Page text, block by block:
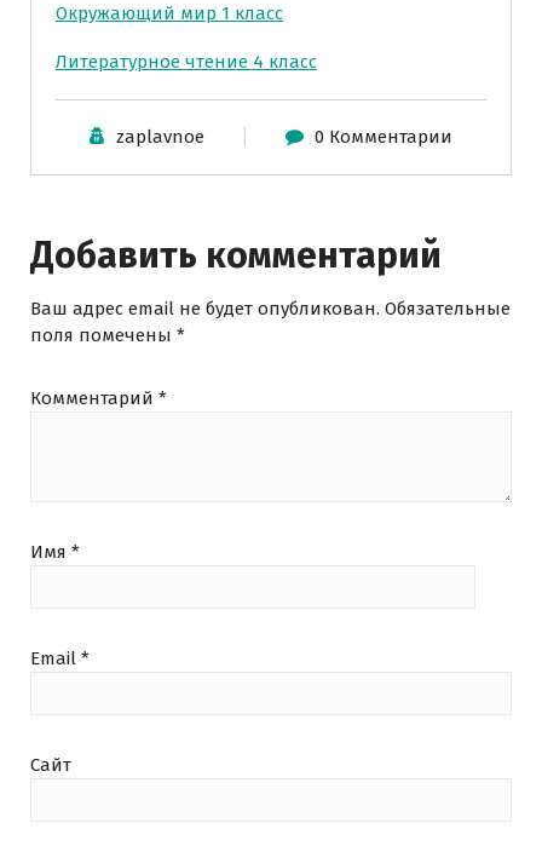
Окружающий мир 1 класс
Литературное чтение 4 класс
zaplavnoe 0 Комментарии
Добавить комментарий
Ваш адрес email не будет опубликован. Обязательные
поля помечены *
Комментарий *
Имя *
Email *
Сайт